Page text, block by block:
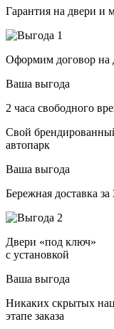
Гарантия на двери и
Оформим договор на
Ваша выгода
2 часа свободного
Свой
автопарк
Ваша выгода
Бережная доставка за
Двери «под ключ»
с установкой
Ваша выгода
Никаких скрытых
этапе заказа